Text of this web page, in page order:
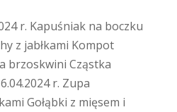
r. Kapuśniak na boczku
z jabłkami Kompot
brzoskwini Cząstka
r. Zupa
Gołąbki z mięsem i